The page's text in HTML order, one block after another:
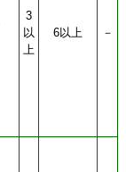
3
以
上
6以上 －